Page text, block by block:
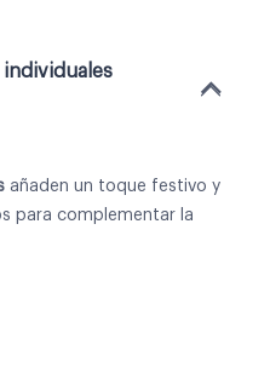
individuales
añaden un toque festivo y
para complementar la